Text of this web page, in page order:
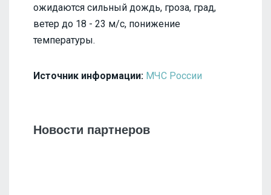
ожидаются сильный дождь, гроза, град,
ветер до 18 - 23 м/с, понижение
температуры.
Источник информации: МЧС России
Новости партнеров